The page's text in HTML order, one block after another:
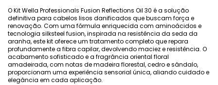
O Kit Wella Professionals Fusion Reflections Oil 30 é a solução
definitiva para cabelos lisos danificados que buscam força e
renovação. Com uma fórmula enriquecida com aminoácidos e
tecnologia silksteel fusion, inspirada na resistência da seda da
aranha, este kit oferece um tratamento completo que repara
profundamente a fibra capilar, devolvendo maciez e resistência. O
acabamento sofisticado e a fragrância oriental floral
amadeirada, com notas de madeira florestal, cedro e sândalo,
proporcionam uma experiência sensorial única, aliando cuidado e
elegância em cada aplicação.